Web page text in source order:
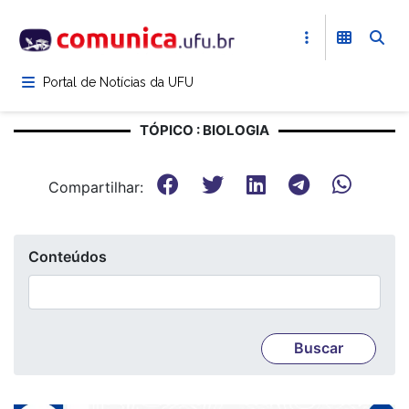
para
conteúdoPortal de Notícias da UFU
TÓPICO : BIOLOGIA
Compartilhar:
Conteúdos